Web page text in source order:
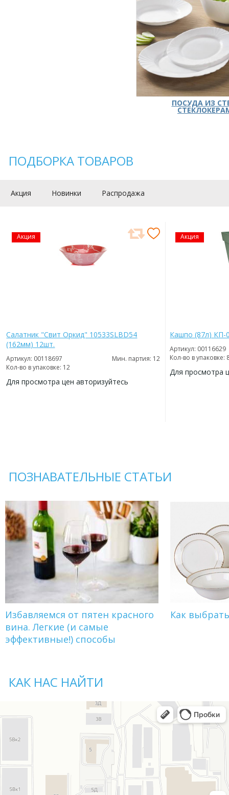
ПОСУДА ИЗ
ПОДБОРКА ТОВАРОВ
Акция Новинки Распродажа
Акция
Салатник "Свит Оркид" 10533SLBD54
(162мм) 12шт.
Артикул: 00118697
Мин. партия: 12
Кол-во в упаковке: 12
Для просмотра цен авторизуйтесь
Акция
Кашпо (87л) КП-
Артикул: 00116629
Кол-во в упаковке:
Для просмотра
ПОЗНАВАТЕЛЬНЫЕ СТАТЬИ
Избавляемся от пятен красного
вина. Легкие (и самые
эффективные!) способы
Как
КАК НАС НАЙТИ